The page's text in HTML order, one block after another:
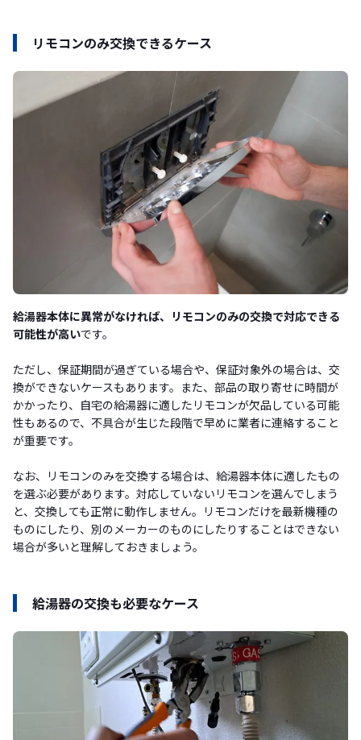
リモコンのみ交換できるケース
給湯器本体に異常がなければ、リモコンのみの交換で対応できる
可能性が高いです。
ただし、保証期間が過ぎている場合や、保証対象外の場合は、交
換ができないケースもあります。また、部品の取り寄せに時間が
かかったり、自宅の給湯器に適したリモコンが欠品している可能
性もあるので、不具合が生じた段階で早めに業者に連絡すること
が重要です。
なお、リモコンのみを交換する場合は、給湯器本体に適したもの
を選ぶ必要があります。対応していないリモコンを選んでしまう
と、交換しても正常に動作しません。リモコンだけを最新機種の
ものにしたり、別のメーカーのものにしたりすることはできない
場合が多いと理解しておきましょう。
給湯器の交換も必要なケース